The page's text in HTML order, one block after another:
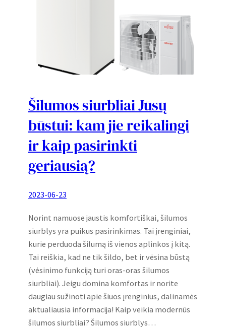
Šilumos siurbliai Jūsų
būstui: kam jie reikalingi
ir kaip pasirinkti
geriausią?
2023-06-23
Norint namuose jaustis komfortiškai, šilumos
siurblys yra puikus pasirinkimas. Tai įrenginiai,
kurie perduoda šilumą iš vienos aplinkos į kitą.
Tai reiškia, kad ne tik šildo, bet ir vėsina būstą
(vėsinimo funkciją turi oras-oras šilumos
siurbliai). Jeigu domina komfortas ir norite
daugiau sužinoti apie šiuos įrenginius, dalinamės
aktualiausia informacija! Kaip veikia modernūs
šilumos siurbliai? Šilumos siurblys…